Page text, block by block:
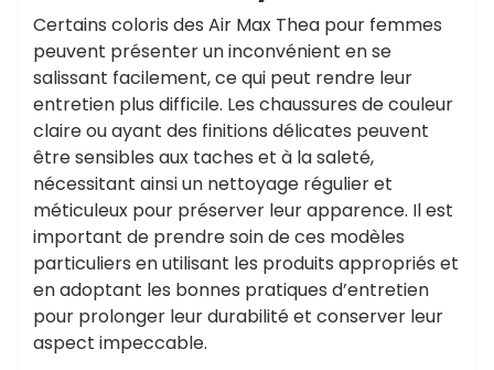
Certains coloris des Air Max Thea pour femmes
peuvent présenter un inconvénient en se
salissant facilement, ce qui peut rendre leur
entretien plus difficile. Les chaussures de couleur
claire ou ayant des finitions délicates peuvent
être sensibles aux taches et à la saleté,
nécessitant ainsi un nettoyage régulier et
méticuleux pour préserver leur apparence. Il est
important de prendre soin de ces modèles
particuliers en utilisant les produits appropriés et
en adoptant les bonnes pratiques d’entretien
pour prolonger leur durabilité et conserver leur
aspect impeccable.